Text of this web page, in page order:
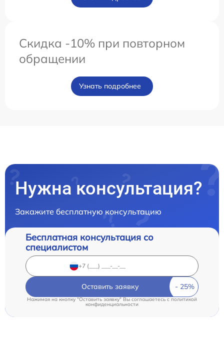
Скидка -10% при повторном
обращении
Узнать подробнее
Нужна консультация?
Закажите бесплатную консультацию
Бесплатная консультация со
специалистом
Оставить заявку
Нажимая на кнопку "Оставить заявку" Вы соглашаетесь cполитикой
конфиденциальности